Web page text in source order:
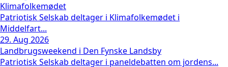
Klimafolkemødet
Patriotisk Selskab deltager i Klimafolkemødet i
Middelfart...
29. Aug 2026
Landbrugsweekend i Den Fynske Landsby
Patriotisk Selskab deltager i paneldebatten om jordens...